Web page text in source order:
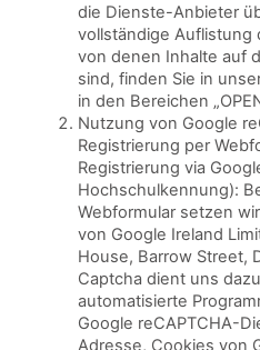
die Dienste-Anbieter
vollständige Auflistung
von denen Inhalte auf
sind, finden Sie in
in den Bereichen
Nutzung von Google
Registrierung per
Registrierung via
Hochschulkennung):
Webformular setzen
von Google Ireland
House, Barrow Street,
Captcha dient uns
automatisierte
Google reCAPTCHA-
Adresse, Cookies von